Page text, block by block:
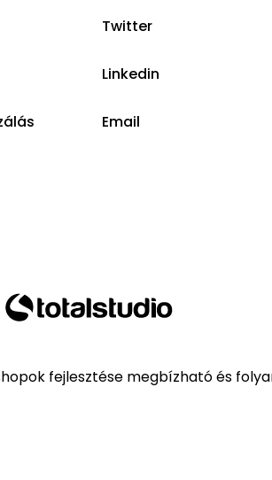
Twitter
Linkedin
Email
fejlesztése megbízható és